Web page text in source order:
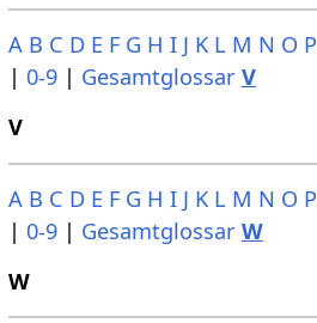
A B C D E F G H I J K L M N O P
| 0-9| Gesamtglossar V
V
A B C D E F G H I J K L M N O P
| 0-9| Gesamtglossar W
W